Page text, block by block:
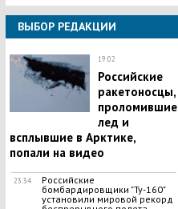
ВЫБОР РЕДАКЦИИ
19:02
Российские
ракетоносцы,
проломившие
лед и
всплывшие в Арктике,
попали на видео
23:34
Российские
бомбардировщики "Ту-160"
установили мировой рекорд